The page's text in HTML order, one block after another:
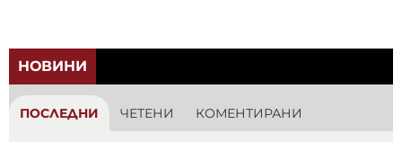
НОВИНИ
ПОСЛЕДНИ ЧЕТЕНИ КОМЕНТИРАНИ